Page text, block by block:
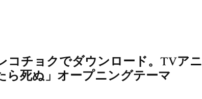
コチョクでダウンロード。TVアニ
ら死ぬ」オープニングテーマ